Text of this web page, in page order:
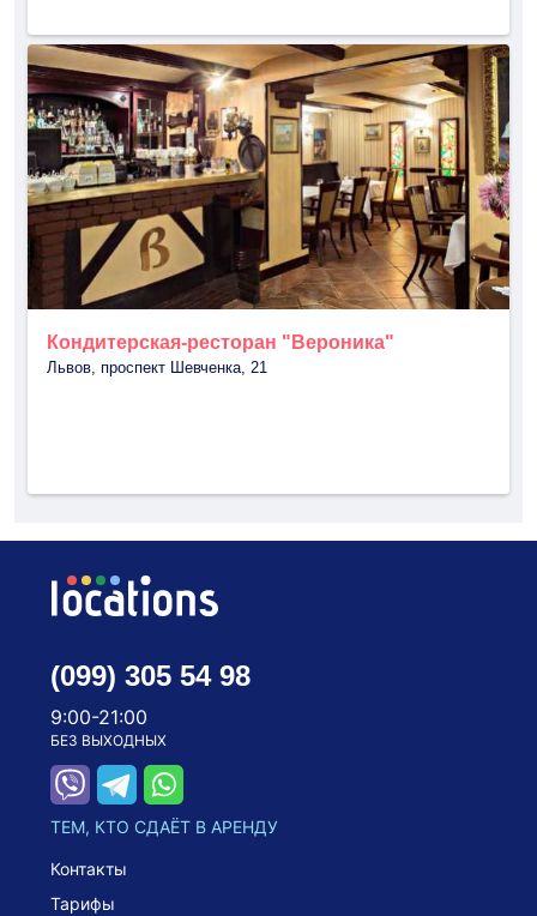
Кондитерская-ресторан "Вероника"
Львов, проспект Шевченка, 21
(099) 305 54 98
9:00-21:00
БЕЗ ВЫХОДНЫХ
ТЕМ, КТО СДАЁТ В АРЕНДУ
Контакты
Тарифы